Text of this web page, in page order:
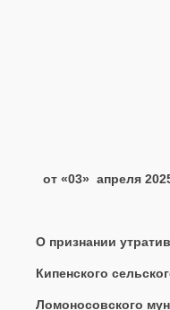
от «03»
О признании
Кипенского
Ломоносовского